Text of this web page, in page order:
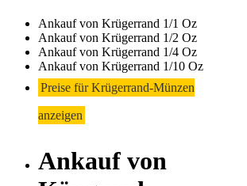
Ankauf von Krügerrand 1/1 Oz
Ankauf von Krügerrand 1/2 Oz
Ankauf von Krügerrand 1/4 Oz
Ankauf von Krügerrand 1/10 Oz
Preise für Krügerrand-Münzen
anzeigen
Ankauf von